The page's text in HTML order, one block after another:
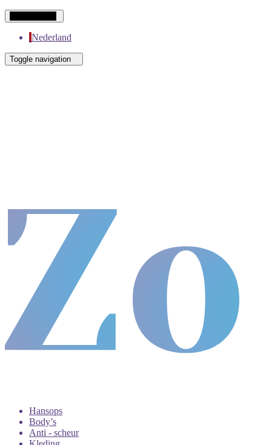
Nederland
Toggle navigation
Hansops
Body’s
Anti - scheur